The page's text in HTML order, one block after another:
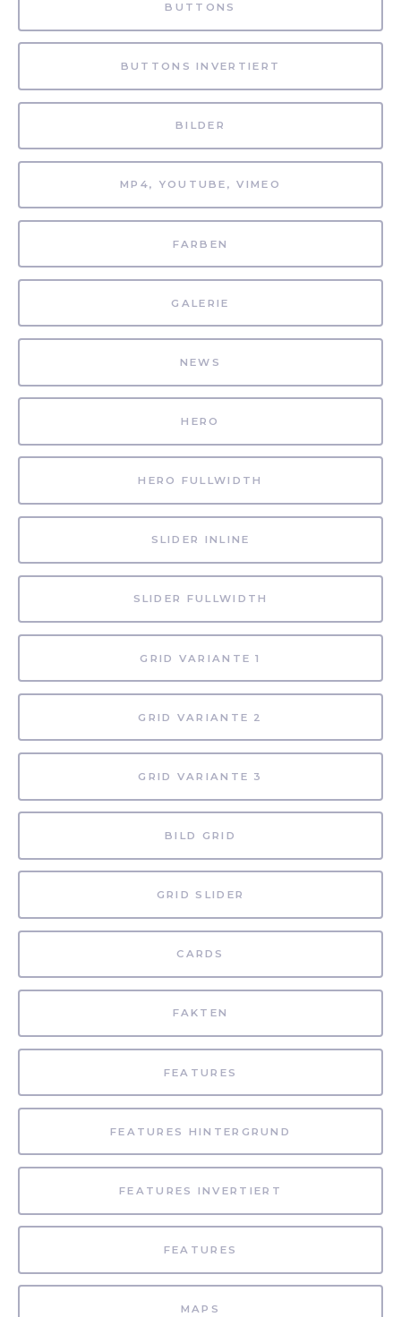
BUTTONS
BUTTONS INVERTIERT
BILDER
MP4, YOUTUBE, VIMEO
FARBEN
GALERIE
NEWS
HERO
HERO FULLWIDTH
SLIDER INLINE
SLIDER FULLWIDTH
GRID VARIANTE 1
GRID VARIANTE 2
GRID VARIANTE 3
BILD GRID
GRID SLIDER
CARDS
FAKTEN
FEATURES
FEATURES HINTERGRUND
FEATURES INVERTIERT
FEATURES
MAPS